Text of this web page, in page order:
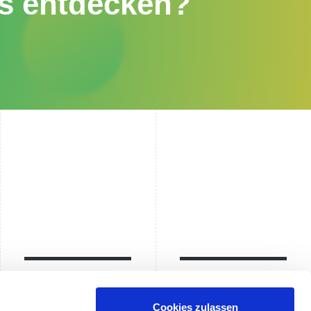
Cookies zulassen